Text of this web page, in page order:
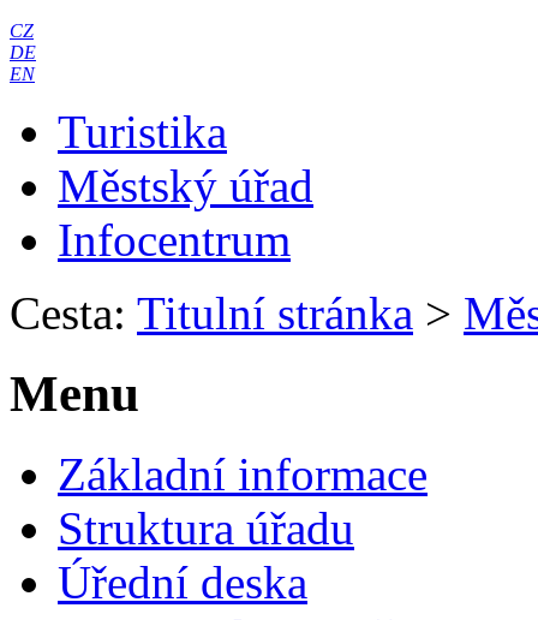
CZ
DE
EN
Turistika
Městský úřad
Infocentrum
Cesta: Titulní stránka >
Menu
Základní informace
Struktura úřadu
Úřední deska